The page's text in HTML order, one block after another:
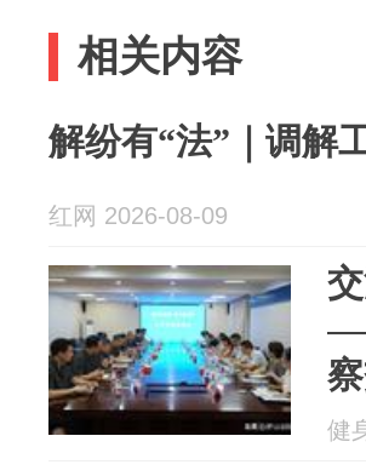
相关内容
解纷有“法”｜调解
红网 2026-08-09
健